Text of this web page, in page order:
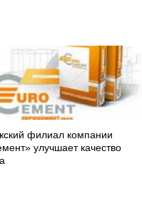
филиал компании
улучшает качество